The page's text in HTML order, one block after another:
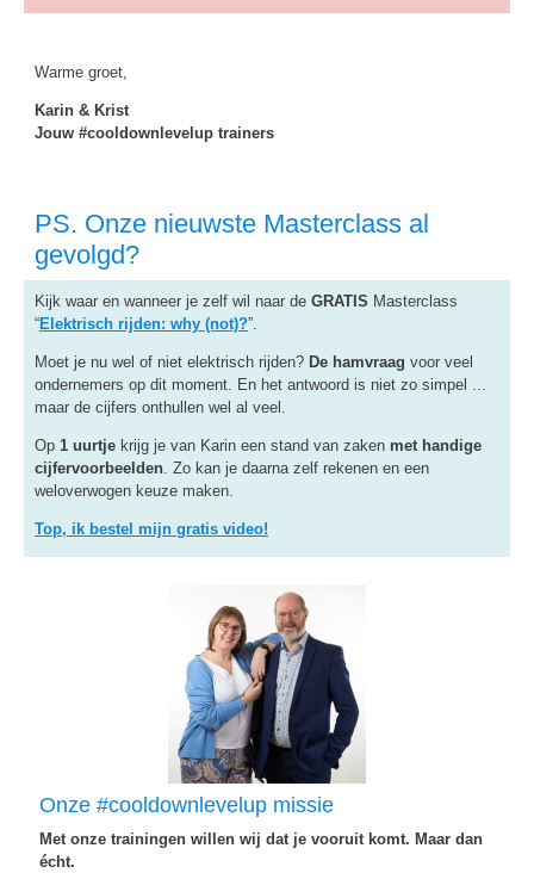
Warme groet,
Karin & Krist
Jouw #cooldownlevelup trainers
PS. Onze nieuwste Masterclass al
gevolgd?
Kijk waar en wanneer je zelf wil naar de GRATIS Masterclass
“Elektrisch rijden: why (not)?”.
Moet je nu wel of niet elektrisch rijden? De hamvraag voor veel
ondernemers op dit moment. En het antwoord is niet zo simpel ...
maar de cijfers onthullen wel al veel.
Op 1 uurtje krijg je van Karin een stand van zaken met handige
cijfervoorbeelden. Zo kan je daarna zelf rekenen en een
weloverwogen keuze maken.
Top, ik bestel mijn gratis video!
Onze #cooldownlevelup missie
Met onze trainingen willen wij dat je vooruit komt. Maar dan
écht.